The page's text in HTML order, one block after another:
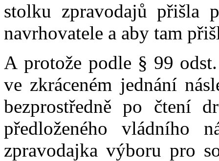
stolku zpravodajů přišla
navrhovatele a aby tam
A protože podle § 99
ve zkráceném jednání
bezprostředně po čtení
předloženého vládního
zpravodajka výboru pro